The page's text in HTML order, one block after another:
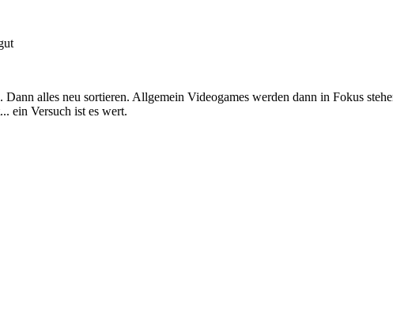
alles neu sortieren. Allgemein Videogames werden dann in Fokus
ein Versuch ist es wert.